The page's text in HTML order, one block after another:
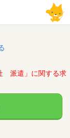
派遣」に関する求